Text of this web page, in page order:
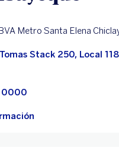
Metro Santa Elena
Stack 250, Local
0000